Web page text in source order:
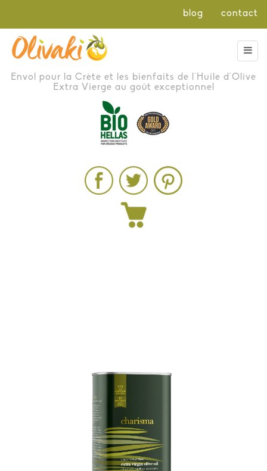
blog contact
Envol pour la Crète et les bienfaits de l'Huile d'Olive
Extra Vierge au goût exceptionnel